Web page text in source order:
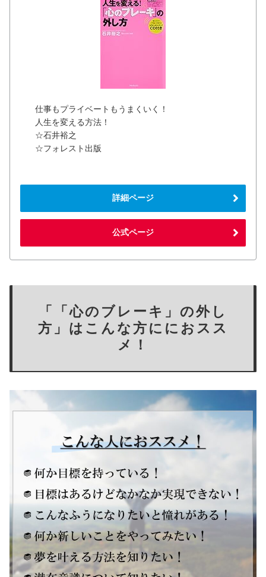
仕事もプライベートもうまくいく！
人生を変える方法！
☆石井裕之
☆フォレスト出版
詳細ページ
公式ページ
「「心のブレーキ」の外し
方」はこんな方ににおスス
メ！